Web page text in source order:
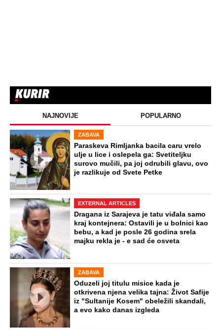
NAJNOVIJE POPULARNO
ZABAVA
Paraskeva Rimljanka bacila caru vrelo
ulje u lice i oslepela ga: Svetiteljku
surovo mučili, pa joj odrubili glavu, ovo
je razlikuje od Svete Petke
EXTERNAL ARTICLES
Dragana iz Sarajeva je tatu viđala samo
kraj kontejnera: Ostavili je u bolnici kao
bebu, a kad je posle 26 godina srela
majku rekla je - e sad će osveta
ZABAVA
Oduzeli joj titulu misice kada je
otkrivena njena velika tajna: Život Safije
iz "Sultanije Kosem" obeležili skandali,
a evo kako danas izgleda